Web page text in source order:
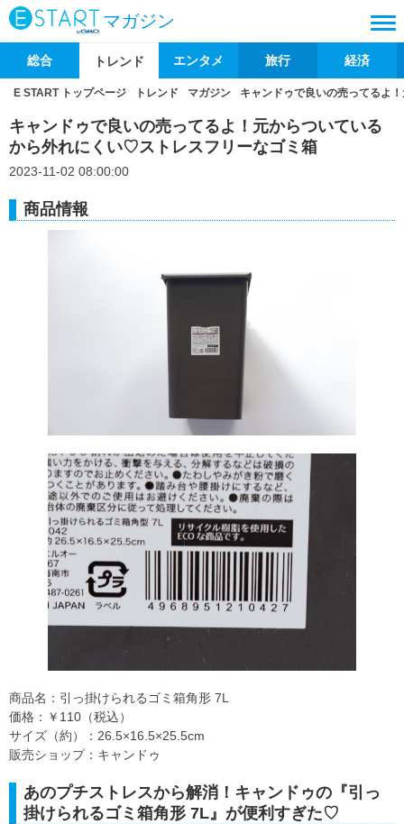
マガジン
総合 トレンド エンタメ 旅行 経済
E START トップページ トレンド マガジン キャンドゥで良いの売ってるよ
キャンドゥで良いの売ってるよ！元からついている
から外れにくい♡ストレスフリーなゴミ箱
2023-11-02 08:00:00
商品情報
商品名：引っ掛けられるゴミ箱角形 7L
価格：￥110（税込）
サイズ（約）：26.5×16.5×25.5cm
販売ショップ：キャンドゥ
あのプチストレスから解消！キャンドゥの『引っ
掛けられるゴミ箱角形 7L』が便利すぎた♡